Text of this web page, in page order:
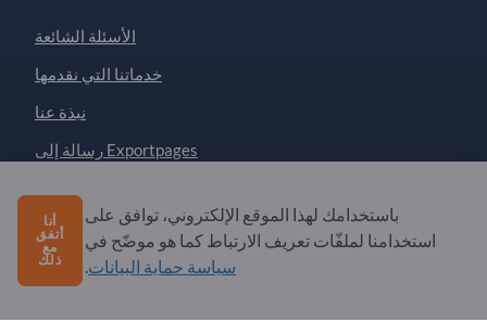
الأسئلة الشائعة
خدماتنا التي نقدمها
نبذة عنا
رسالة إلى Exportpages
Exportpages International Network
Exportpages International GmbH
Becker-Göring-Straße 15
باستخدامك لهذا الموقع الإلكتروني، توافق على
استخدامنا لملفّات تعريف الارتباط كما هو موضّح في
سياسة حماية البيانات.
أنا
أتفق
مع
ذلك